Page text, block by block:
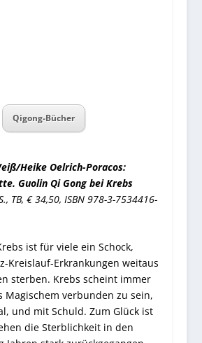
Qigong-Bücher
Heike Oelrich-Poracos:
Guolin Qi Gong bei Krebs
TB, € 34,50, ISBN 978-3-7534416-
ist für viele ein Schock,
Kreislauf-Erkrankungen weitaus
sterben. Krebs scheint immer
Magischem verbunden zu sein,
und mit Schuld. Zum Glück ist
die Sterblichkeit in den